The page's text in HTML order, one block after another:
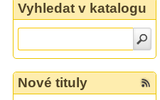
Vyhledat v katalogu
Nové tituly